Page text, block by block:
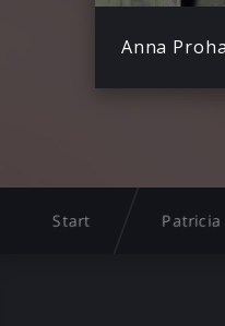
Anna
Start